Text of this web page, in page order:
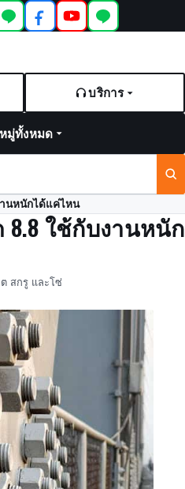
บริการ
มู่ทั้งหมด
นหนักได้แค่ไหน
8.8 ใช้กับงานหนัก
สกรู และโซ่